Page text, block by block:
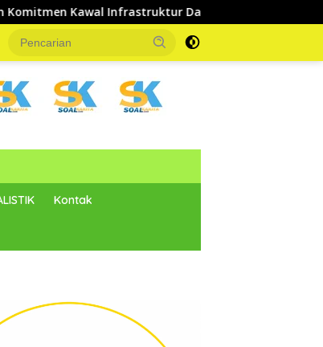
Dasar dan Pemberdayaan Masyarakat
Kontak